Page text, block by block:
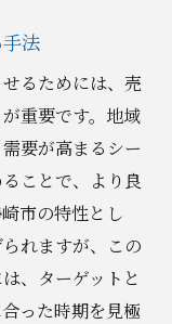
法
るためには、売
重要です。地域
要が高まるシー
ことで、より良
市の特性とし
れますが、この
、ターゲットと
った時期を見極